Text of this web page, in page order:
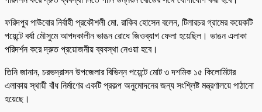
ফরিদপুর পাউবোর নির্বাহী প্রকৌশলী মো. রাকিব হোসেন বলেন, টিলারচর গ্রামের কয়েকটি
পয়েন্টে বর্ষা মৌসুমে আপদকালীন ভাঙন রোধে জিওব্যাগ ফেলা হয়েছিল। ভাঙন এলাকা
পরিদর্শন করে দ্রুত প্রয়োজনীয় ব্যবস্থা নেওয়া হবে।
তিনি জানান, চরভদ্রাসন উপজেলার বিভিন্ন পয়েন্টে মোট ৩ দশমিক ১৫ কিলোমিটার
এলাকায় স্থায়ী বাঁধ নির্মাণের একটি প্রকল্প অনুমোদনের জন্য সংশ্লিষ্ট মন্ত্রণালয়ে পাঠানো
হয়েছে।